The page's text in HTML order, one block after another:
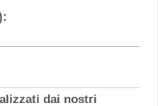
dai nostri